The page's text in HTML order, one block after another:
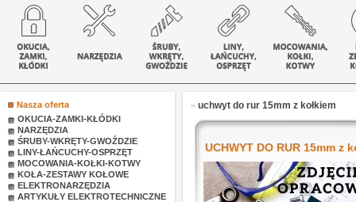
Nasza oferta
OKUCIA-ZAMKI-KŁÓDKI
NARZĘDZIA
ŚRUBY-WKRĘTY-GWOŹDZIE
LINY-ŁAŃCUCHY-OSPRZĘT
MOCOWANIA-KOŁKI-KOTWY
KOŁA-ZESTAWY KOŁOWE
ELEKTRONARZĘDZIA
ARTYKUŁY ELEKTROTECHNICZNE
» uchwyt do rur 15mm z kołkiem
UCHWYT DO RUR 15mm z